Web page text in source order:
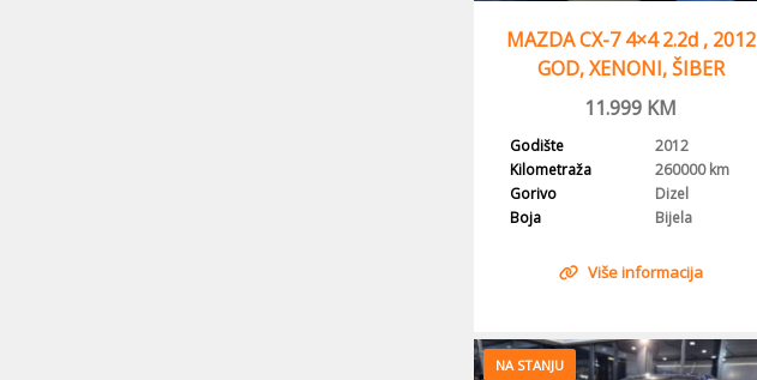
MAZDA CX-7 4×4 2.2d , 2012
GOD, XENONI, ŠIBER
11.999 KM
Godište
2012
Kilometraža
260000 km
Gorivo
Dizel
Boja
Bijela
Više informacija
NA STANJU